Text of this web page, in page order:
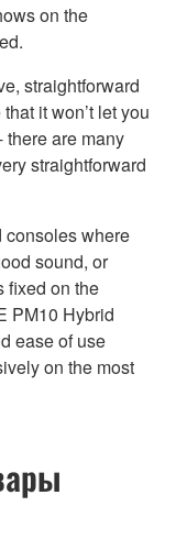
on the
straightforward
it won’t let you
there are many
straightforward
consoles where
sound, or
fixed on the
PM10 Hybrid
ease of use
on the most